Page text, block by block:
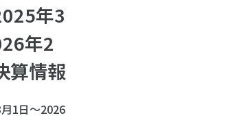
年3
年2
算情報
1日～2026